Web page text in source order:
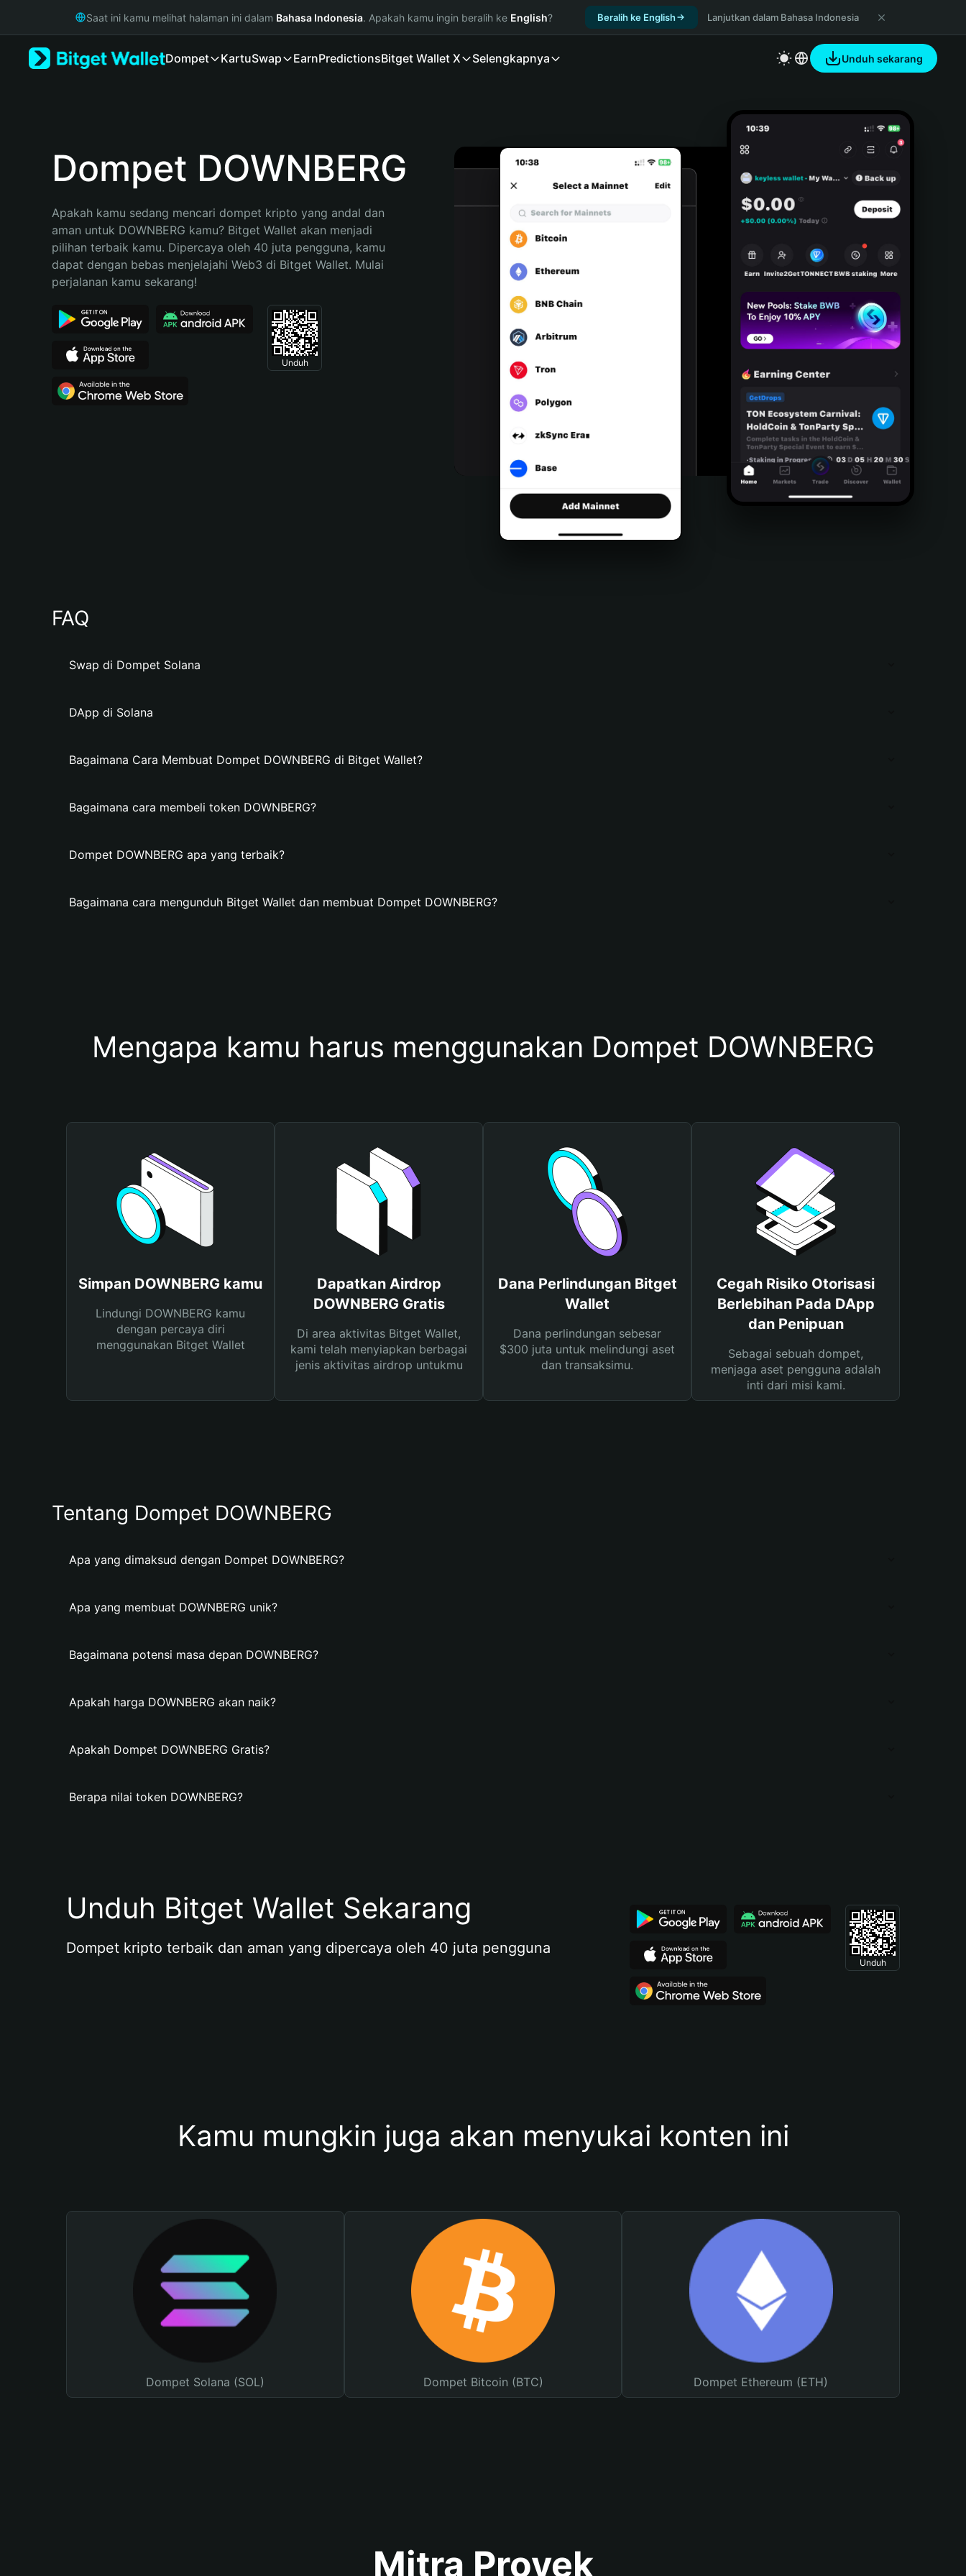
Русский
Bahasa Indonesia
Español (Argentina)
Saat ini kamu melihat halaman ini dalam Bahasa Indonesia. Apakah kamu ingin beralih ke English? Beralih ke English Lanjutkan dalam Bahasa Indonesia
Dompet KartuSwap EarnPredictionsBitget Wallet X Selengkapnya Unduh sekarang
Dompet DOWNBERG
Apakah kamu sedang mencari dompet kripto yang andal dan
aman untuk DOWNBERG kamu? Bitget Wallet akan menjadi
pilihan terbaik kamu. Dipercaya oleh 40 juta pengguna, kamu
dapat dengan bebas menjelajahi Web3 di Bitget Wallet. Mulai
perjalanan kamu sekarang!
Unduh
FAQ
Swap di Dompet Solana
DApp di Solana
Bagaimana Cara Membuat Dompet DOWNBERG di Bitget Wallet?
Bagaimana cara membeli token DOWNBERG?
Dompet DOWNBERG apa yang terbaik?
Bagaimana cara mengunduh Bitget Wallet dan membuat Dompet DOWNBERG?
Mengapa kamu harus menggunakan Dompet DOWNBERG
Simpan DOWNBERG kamu
Lindungi DOWNBERG kamu
dengan percaya diri
menggunakan Bitget Wallet
Dapatkan Airdrop
DOWNBERG Gratis
Di area aktivitas Bitget Wallet,
kami telah menyiapkan berbagai
jenis aktivitas airdrop untukmu
Dana Perlindungan Bitget
Wallet
Dana perlindungan sebesar
$300 juta untuk melindungi aset
dan transaksimu.
Cegah Risiko Otorisasi
Berlebihan Pada DApp
dan Penipuan
Sebagai sebuah dompet,
menjaga aset pengguna adalah
inti dari misi kami.
Tentang Dompet DOWNBERG
Apa yang dimaksud dengan Dompet DOWNBERG?
Apa yang membuat DOWNBERG unik?
Bagaimana potensi masa depan DOWNBERG?
Apakah harga DOWNBERG akan naik?
Apakah Dompet DOWNBERG Gratis?
Berapa nilai token DOWNBERG?
Unduh Bitget Wallet Sekarang
Dompet kripto terbaik dan aman yang dipercaya oleh 40 juta pengguna
Unduh
Kamu mungkin juga akan menyukai konten ini
Dompet Solana (SOL) Dompet Bitcoin (BTC) Dompet Ethereum (ETH)
Mitra Proyek